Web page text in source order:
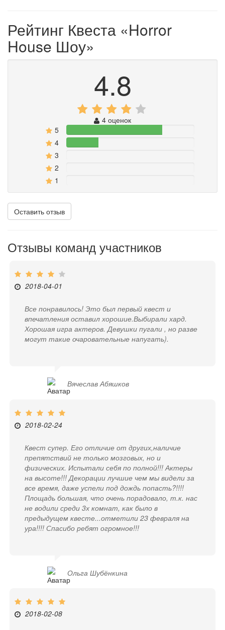
Рейтинг Квеста «Horror
House Шоу»
4.8
4 оценок
5
75%
4 25%
3
2
1
Оставить отзыв
Отзывы команд участников
2018-04-01
Все понравилось! Это был первый квест и
впечатления оставил хорошие.Выбирали хард.
Хорошая игра актеров. Девушки пугали , но разве
могут такие очаровательные напугать).
Вячеслав Абяшков
2018-02-24
Квест супер. Его отличие от других,наличие
препятствий не только мозговых, но и
физических. Испытали себя по полной!!! Актеры
на высоте!!! Декорации лучшие чем мы видели за
все время, даже успели под дождь попасть?!!!!
Площадь большая, что очень порадовало, т.к. нас
не водили среди 3х комнат, как было в
предыдущем квесте...отметили 23 февраля на
ура!!!! Спасибо ребят огромное!!!
Ольга Шубёнкина
2018-02-08